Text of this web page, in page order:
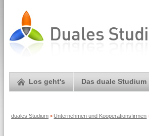
Los geht's Das duale Studium
duales Studium> Unternehmen und Kooperationsfirmen